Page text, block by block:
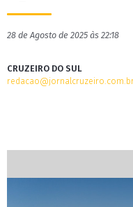
28 de Agosto de 2025 às 22:18
CRUZEIRO DO SUL